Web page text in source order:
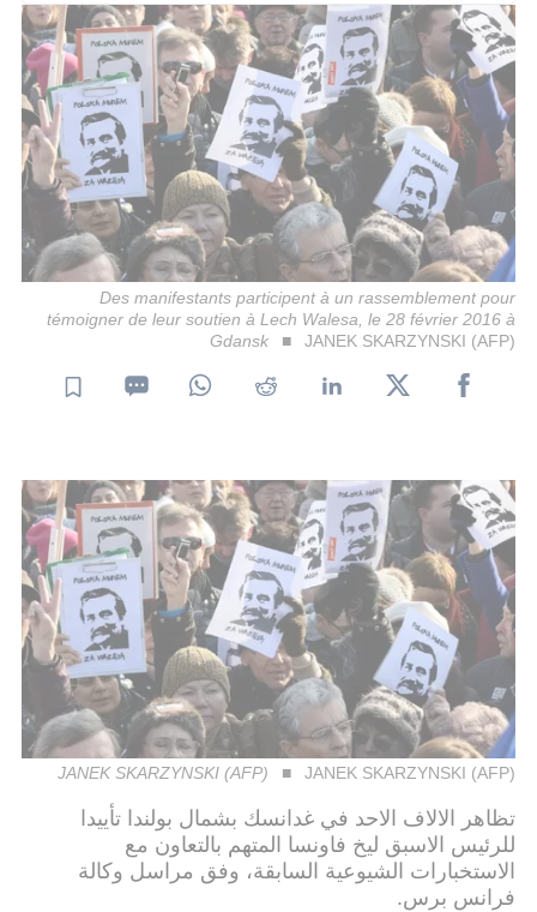
Des manifestants participent à un rassemblement pour
témoigner de leur soutien à Lech Walesa, le 28 février 2016 à
Gdansk
JANEK SKARZYNSKI (AFP)
JANEK SKARZYNSKI (AFP) JANEK SKARZYNSKI (AFP)
تظاهر الالاف الاحد في غدانسك بشمال بولندا تأييدا
للرئيس الاسبق ليخ فاونسا المتهم بالتعاون مع
الاستخبارات الشيوعية السابقة، وفق مراسل وكالة
فرانس برس.